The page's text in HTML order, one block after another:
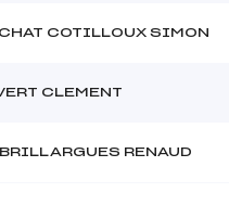
COTILLOUX SIMON
CLEMENT
RENAUD